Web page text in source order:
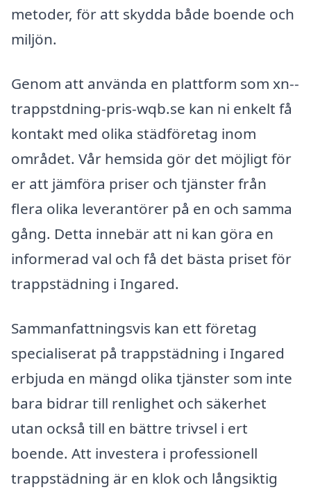
metoder, för att skydda både boende och
miljön.
Genom att använda en plattform som xn--
trappstdning-pris-wqb.se kan ni enkelt få
kontakt med olika städföretag inom
området. Vår hemsida gör det möjligt för
er att jämföra priser och tjänster från
flera olika leverantörer på en och samma
gång. Detta innebär att ni kan göra en
informerad val och få det bästa priset för
trappstädning i Ingared.
Sammanfattningsvis kan ett företag
specialiserat på trappstädning i Ingared
erbjuda en mängd olika tjänster som inte
bara bidrar till renlighet och säkerhet
utan också till en bättre trivsel i ert
boende. Att investera i professionell
trappstädning är en klok och långsiktig